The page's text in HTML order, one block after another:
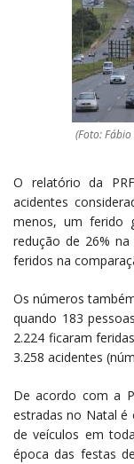
(Foto:
O relatório da
acidentes
menos, um ferido
redução de 26%
feridos na
Os números
quando 183
2.224 ficaram
3.258 acidentes
De acordo com a
estradas no Natal
de veículos em
época das festas de